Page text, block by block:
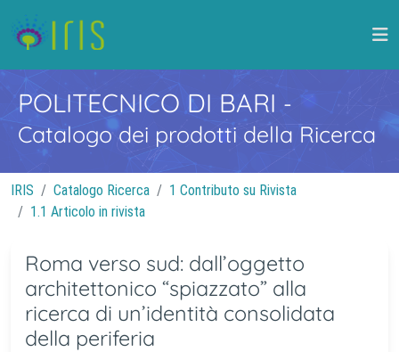
POLITECNICO DI BARI -
Catalogo dei prodotti della Ricerca
IRIS Catalogo Ricerca
1 Contributo su Rivista
1.1 Articolo in rivista
Roma verso sud: dall’oggetto
architettonico “spiazzato” alla
ricerca di un’identità consolidata
della periferia